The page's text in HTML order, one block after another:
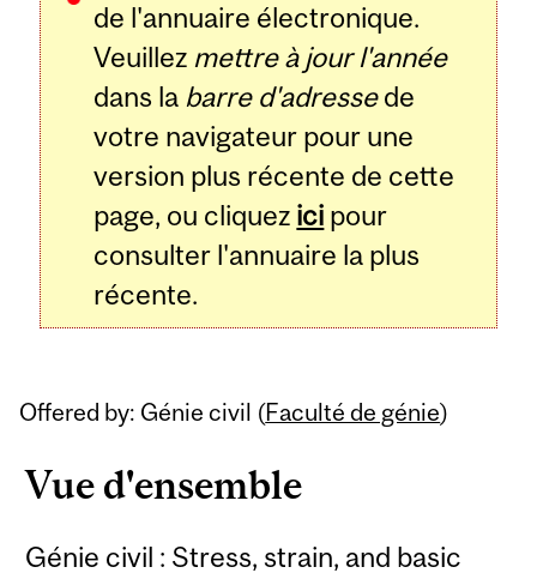
de l'annuaire électronique.
Veuillez mettre à jour l'année
dans la barre d'adressede
votre navigateur pour une
version plus récente de cette
page, ou cliquez ici pour
consulter l'annuaire la plus
récente.
Offered by: Génie civil (Faculté de génie)
Vue d'ensemble
Génie civil : Stress, strain, and basic